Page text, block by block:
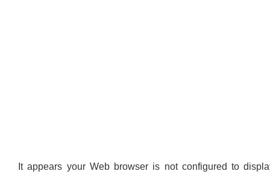
It appears your Web browser is not configured to